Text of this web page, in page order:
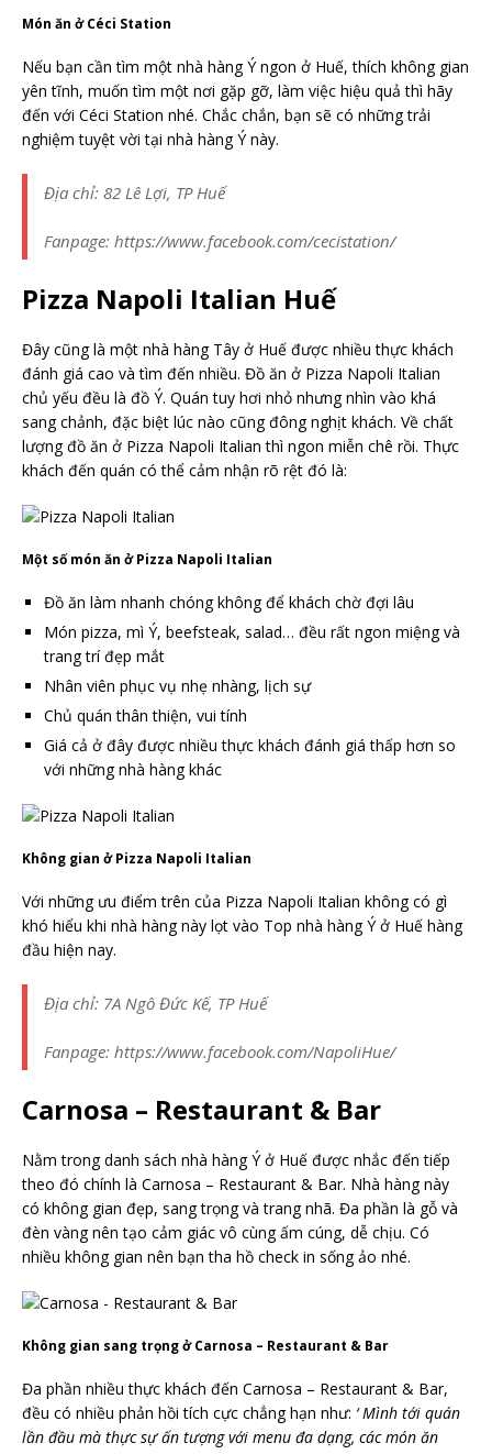
Món ăn ở Céci Station
Nếu bạn cần tìm một nhà hàng Ý ngon ở Huế, thích không gian
yên tĩnh, muốn tìm một nơi gặp gỡ, làm việc hiệu quả thì hãy
đến với Céci Station nhé. Chắc chắn, bạn sẽ có những trải
nghiệm tuyệt vời tại nhà hàng Ý này.
Địa chỉ: 82 Lê Lợi, TP Huế
Fanpage: https://www.facebook.com/cecistation/
Pizza Napoli Italian Huế
Đây cũng là một nhà hàng Tây ở Huế được nhiều thực khách
đánh giá cao và tìm đến nhiều. Đồ ăn ở Pizza Napoli Italian
chủ yếu đều là đồ Ý. Quán tuy hơi nhỏ nhưng nhìn vào khá
sang chảnh, đặc biệt lúc nào cũng đông nghịt khách. Về chất
lượng đồ ăn ở Pizza Napoli Italian thì ngon miễn chê rồi. Thực
khách đến quán có thể cảm nhận rõ rệt đó là:
Một số món ăn ở Pizza Napoli Italian
Đồ ăn làm nhanh chóng không để khách chờ đợi lâu
Món pizza, mì Ý, beefsteak, salad… đều rất ngon miệng và
trang trí đẹp mắt
Nhân viên phục vụ nhẹ nhàng, lịch sự
Chủ quán thân thiện, vui tính
Giá cả ở đây được nhiều thực khách đánh giá thấp hơn so
với những nhà hàng khác
Không gian ở Pizza Napoli Italian
Với những ưu điểm trên của Pizza Napoli Italian không có gì
khó hiểu khi nhà hàng này lọt vào Top nhà hàng Ý ở Huế hàng
đầu hiện nay.
Địa chỉ: 7A Ngô Đức Kế, TP Huế
Fanpage: https://www.facebook.com/NapoliHue/
Carnosa – Restaurant & Bar
Nằm trong danh sách nhà hàng Ý ở Huế được nhắc đến tiếp
theo đó chính là Carnosa – Restaurant & Bar. Nhà hàng này
có không gian đẹp, sang trọng và trang nhã. Đa phần là gỗ và
đèn vàng nên tạo cảm giác vô cùng ấm cúng, dễ chịu. Có
nhiều không gian nên bạn tha hồ check in sống ảo nhé.
Không gian sang trọng ở Carnosa – Restaurant & Bar
Đa phần nhiều thực khách đến Carnosa – Restaurant & Bar,
đều có nhiều phản hồi tích cực chẳng hạn như: ‘ Mình tới quán
lần đầu mà thực sự ấn tượng với menu đa dạng, các món ăn